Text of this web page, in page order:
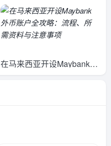
指南：从基础使用到海外支
付全解析
在马来西亚开设Maybank外
币账户全攻略：流程、所需